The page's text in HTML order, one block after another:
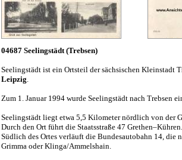
04687 Seelingstädt (Trebsen)
Seelingstädt ist ein Ortsteil der sächsischen Kleinstadt
Leipzig.
Zum 1. Januar 1994 wurde Seelingstädt nach Trebsen
Seelingstädt liegt etwa 5,5 Kilometer nördlich von der
Durch den Ort führt die Staatsstraße 47 Grethen–Kühren.
Südlich des Ortes verläuft die Bundesautobahn 14, die
Grimma oder Klinga/Ammelshain.